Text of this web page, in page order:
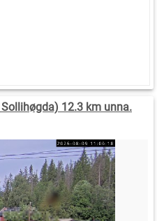
12.3 km unna.